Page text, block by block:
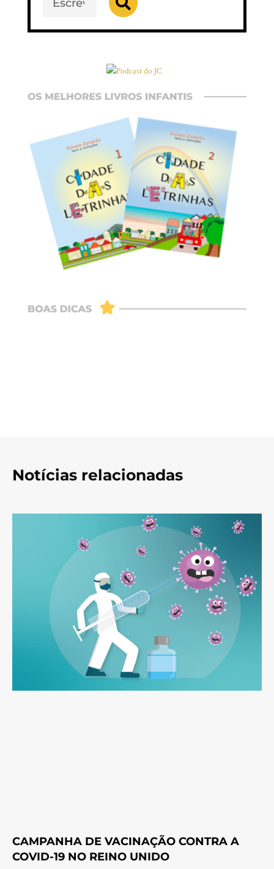
Notícias relacionadas
CAMPANHA DE VACINAÇÃO CONTRA A
COVID-19 NO REINO UNIDO